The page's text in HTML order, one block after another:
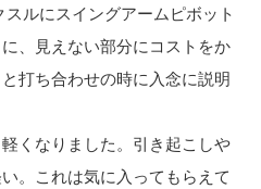
ルにスイングアームピボット
、見えない部分にコストをか
打ち合わせの時に入念に説明
くなりました。引き起こしや
。これは気に入ってもらえて